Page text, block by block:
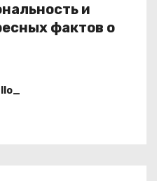
и
фактов о